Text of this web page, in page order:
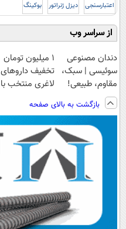
اعتبارسنجی دیزل ژنراتور بوکینگ
از سراسر وب
دندان مصنوعی
سوئیسی | سبک،
مقاوم، طبیعی!
ویزیت
رایگان+پرداخت
اقساطی😍
۱ میلیون تومان
تخفیف داروهای
لاغری منتخب با
داروخانه نزدیکتبازگشت به بالای صفحه